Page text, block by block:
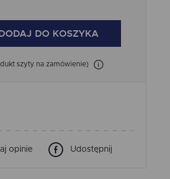
DO KOSZYKA
szyty na zamówienie)
opinie Udostępnij